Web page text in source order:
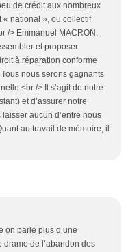
de crédit aux nombreux
« national », ou collectif
/> Emmanuel MACRON,
et proposer
à réparation conforme
nous serons gagnants
/> Il s’agit de notre
et d’assurer notre
aucun d’entre nous
au travail de mémoire, il
on parle plus d’une
de l’abandon des